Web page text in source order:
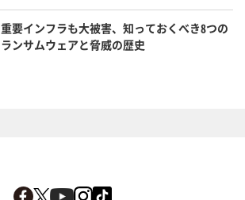
重要インフラも大被害、知っておくべき8つの
ランサムウェアと脅威の歴史